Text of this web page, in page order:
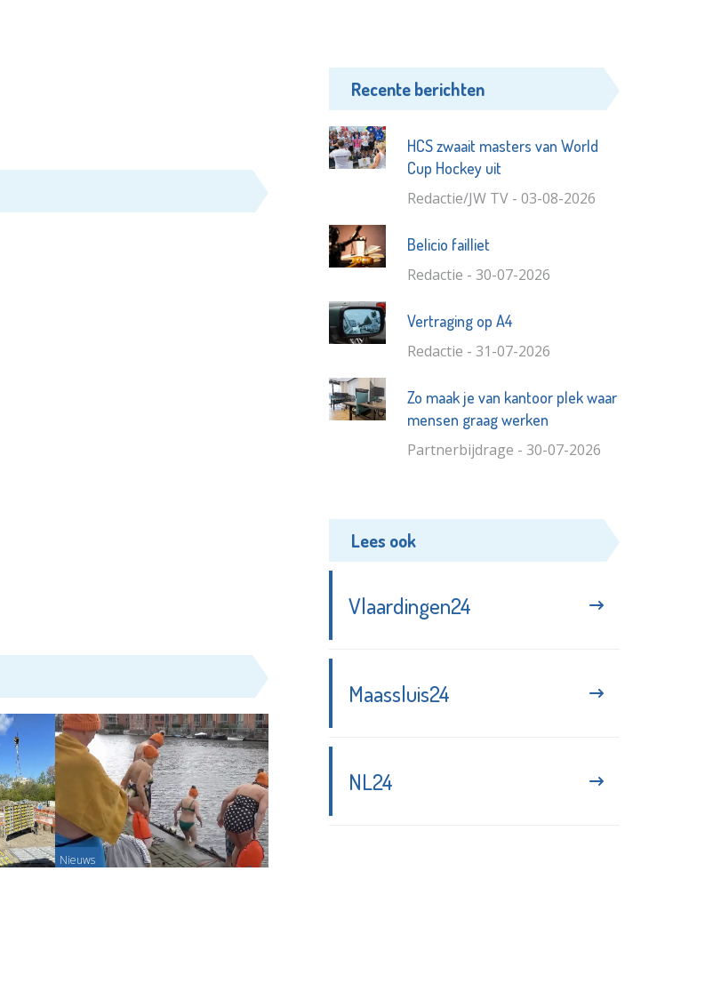
Nieuws
Recente berichten
HCS zwaait masters van World
Cup Hockey uit
Redactie/JW TV - 03-08-2026
Belicio failliet
Redactie - 30-07-2026
Vertraging op A4
Redactie - 31-07-2026
Zo maak je van kantoor plek waar
mensen graag werken
Partnerbijdrage - 30-07-2026
Lees ook
Vlaardingen24
Maassluis24
NL24